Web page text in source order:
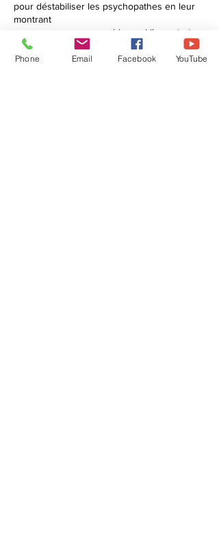
pour déstabiliser les psychopathes en leur
montrant
que nous comprenons bien qui ils sont et
que nous connaissons leurs intentions et le
but de
Phone Email Facebook YouTube